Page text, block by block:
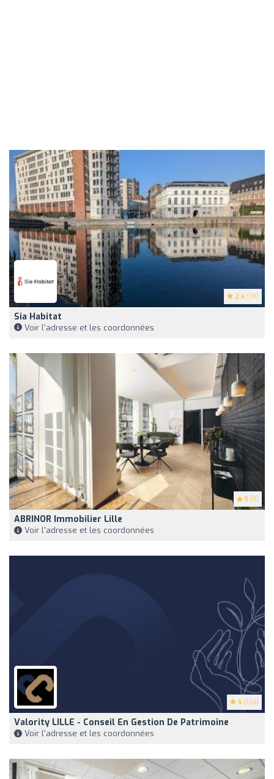
2.4 (111)
Sia Habitat
Voir l'adresse et les coordonnées
5 (3)
ABRINOR Immobilier Lille
Voir l'adresse et les coordonnées
4 (104)
Valority LILLE - Conseil En Gestion De Patrimoine
Voir l'adresse et les coordonnées